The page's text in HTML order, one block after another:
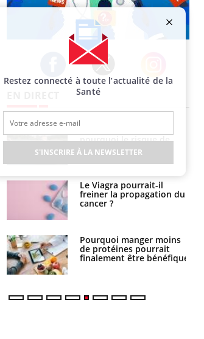
Facebook Twitter Instagram
pourquoi le risque de
noyade grimpe-t-il ?
Le Viagra pourrait-il
freiner la propagation du
cancer ?
Pourquoi manger moins
de protéines pourrait
finalement être bénéfique
Restez connecté à toute l’actualité de la
Santé
S'INSCRIRE À LA NEWSLETTER